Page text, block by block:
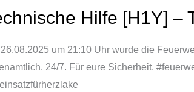
Hilfe [H1Y] –
um 21:10 Uhr wurde die
24/7. Für eure Sicherheit.